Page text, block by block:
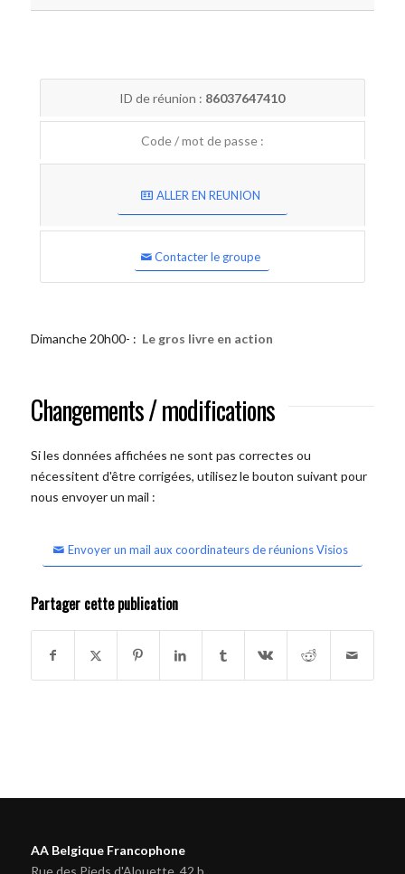
ID de réunion : 86037647410
Code / mot de passe :
ALLER EN REUNION
Contacter le groupe
Dimanche 20h00- : Le gros livre en action
Changements / modifications
Si les données affichées ne sont pas correctes ou
nécessitent d'être corrigées, utilisez le bouton suivant pour
nous envoyer un mail :
Envoyer un mail aux coordinateurs de réunions Visios
Partager cette publication
AA Belgique Francophone
Rue des Pieds d'Alouette, 42 b